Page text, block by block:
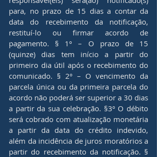
para, no prazo de 15 dias a contar da
data do recebimento da notificação,
restituí-lo ou firmar acordo de
pagamento. § 1º – O prazo de 15
(quinze) dias tem início a partir do
primeiro dia útil após o recebimento do
comunicado. § 2º – O vencimento da
parcela única ou da primeira parcela do
acordo não poderá ser superior a 30 dias
a partir da sua celebração. §3º O débito
será cobrado com atualização monetária
a partir da data do crédito indevido,
além da incidência de juros moratórios a
partir do recebimento da notificação. §